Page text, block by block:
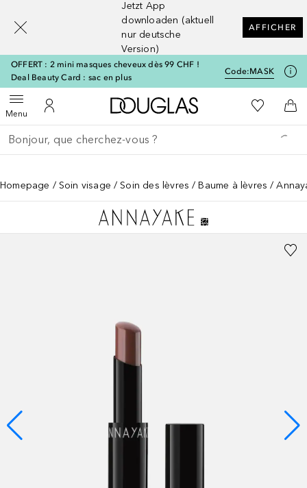
Jetzt App
downloaden (aktuell
nur deutsche
Version)
AFFICHER
OFFERT : 2 mini masques cheveux dès 99 CHF !
Deal Beauty Card : sac en plus
Code:MASK
MenuOuvrir le menuVers Mon Compte
Vers l'accueil Douglas
Vers Ma
Retourner
Exécuter la recherche
Homepage Soin visage Soin des lèvres Baume à lèvres
[navigation.slideout.screenreader]